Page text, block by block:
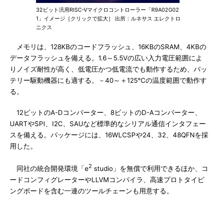
32ビット汎用RISC-Vマイクロコントローラー「R9A02G02
1」イメージ［クリックで拡大］ 出所：ルネサス エレクトロ
ニクス
メモリは、128KBのコードフラッシュ、16KBのSRAM、4KBの
データフラッシュを備える。1.6～5.5Vの広い入力電圧範囲によ
りノイズ耐性が高く、低電圧かつ低電流でも動作するため、バッ
テリー駆動機器にも適する。－40～＋125℃の温度範囲で動作す
る。
12ビットのA-Dコンバーター、8ビットのD-Aコンバーター、
UARTやSPI、I2C、SAUなど標準的なシリアル通信インタフェー
スを備える。パッケージには、16WLCSPや24、32、48QFNを採
用した。
同社の統合開発環境「e2 studio」を無償で利用できるほか、コ
ードコンフィグレーターやLLVMコンパイラ、高速プロトタイピ
ングボードを含む一連のツールチェーンも用意する。